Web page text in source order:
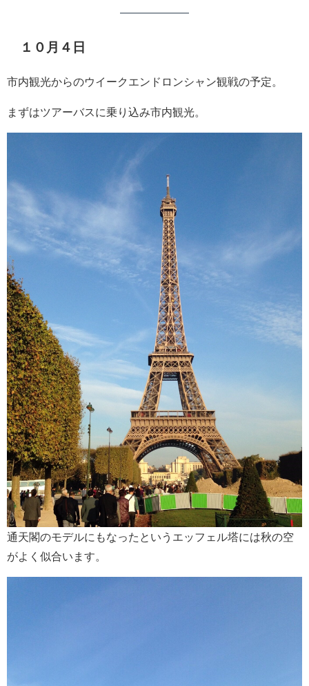
１０月４日
市内観光からのウイークエンドロンシャン観戦の予定。
まずはツアーバスに乗り込み市内観光。
通天閣のモデルにもなったというエッフェル塔には秋の空
がよく似合います。